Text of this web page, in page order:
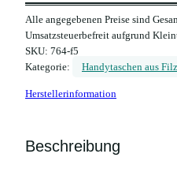
d
y
t
a
c
a
Alle angegebenen Preise sind
Umsatzsteuerbefreit aufgrund
SKU: 764-f5
Kategorie:
Handytaschen aus
Herstellerinformation
Beschreibung